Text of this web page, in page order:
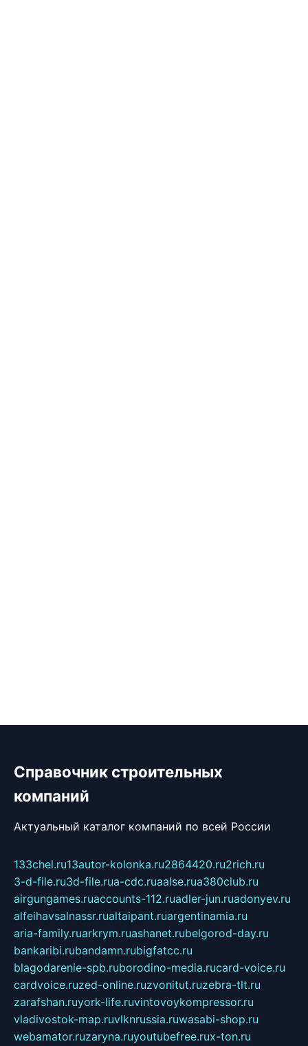
Справочник строительных
компаний
Актуальный каталог компаний по всей России
133chel.ru13autor-kolonka.ru2864420.ru2rich.ru
3-d-file.ru3d-file.rua-cdc.ruaalse.rua380club.ru
airgungames.ruaccounts-112.ruadler-jun.ruadonyev.ru
alfeihavsalnassr.rualtaipant.ruargentinamia.ru
aria-family.ruarkrym.ruashanet.rubelgorod-day.ru
bankaribi.rubandamn.rubigfatcc.ru
blagodarenie-spb.ruborodino-media.rucard-voice.ru
cardvoice.ruzed-online.ruzvonitut.ruzebra-tlt.ru
zarafshan.ruyork-life.ruvintovoykompressor.ru
vladivostok-map.ruvlknrussia.ruwasabi-shop.ru
webamator.ruzaryna.ruyoutubefree.rux-ton.ru